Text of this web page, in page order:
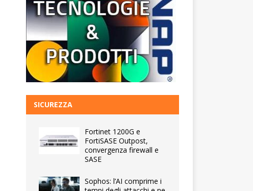
SICUREZZA
Fortinet 1200G e
FortiSASE Outpost,
convergenza firewall e
SASE
Sophos: l’AI comprime i